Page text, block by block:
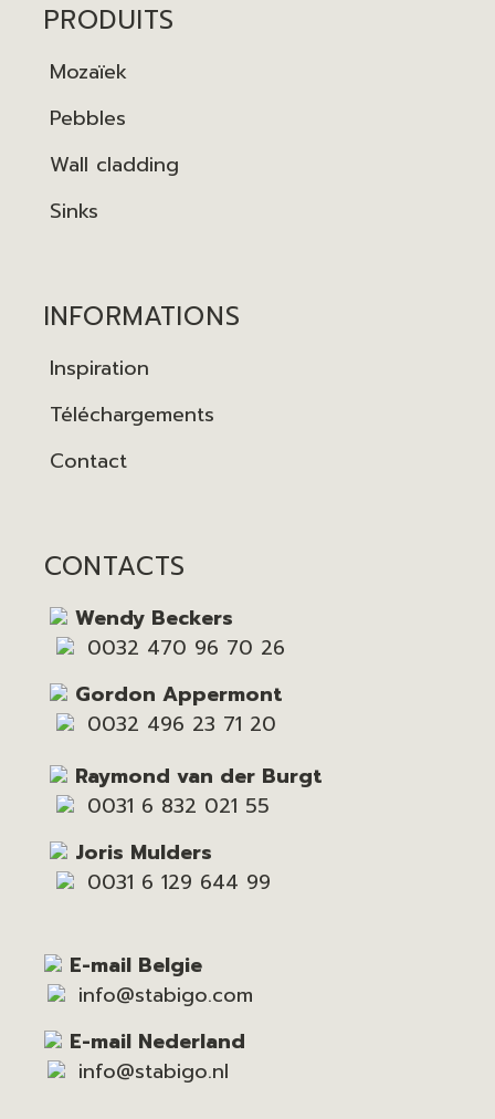
PRODUITS
Mozaïek
Pebbles
Wall cladding
Sinks
INFORMATIONS
Inspiration
Téléchargements
Contact
CONTACTS
Wendy Beckers
0032 470 96 70 26
Gordon Appermont
0032 496 23 71 20
Raymond van der Burgt
0031 6 832 021 55
Joris Mulders
0031 6 129 644 99
E-mail Belgie
info@stabigo.com
E-mail Nederland
info@stabigo.nl